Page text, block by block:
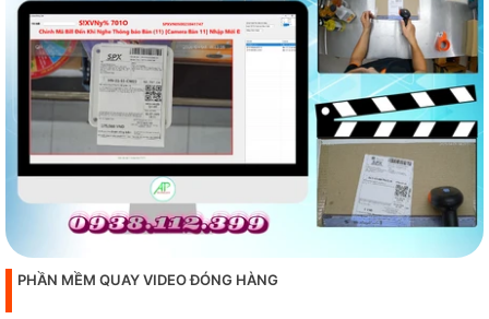
PHẦN MỀM QUAY VIDEO ĐÓNG HÀNG